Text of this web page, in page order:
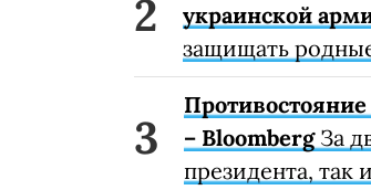
украинской
защищать
– BloombergЗа
президента, так